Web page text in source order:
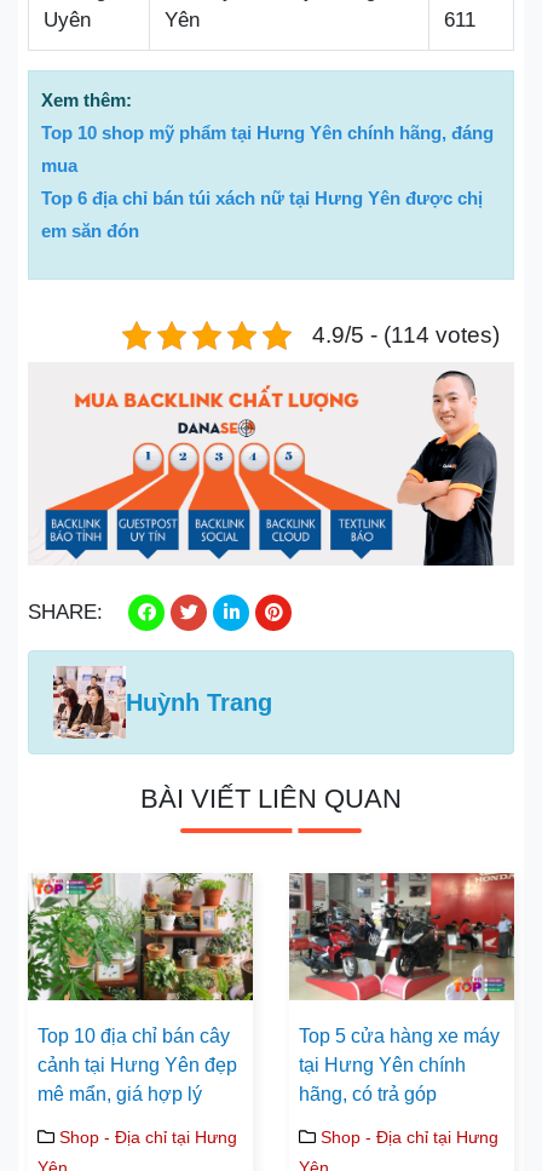
Uyên
Yên
611
Xem thêm:
Top 10 shop mỹ phẩm tại Hưng Yên chính hãng, đáng
mua
Top 6 địa chỉ bán túi xách nữ tại Hưng Yên được chị
em săn đón
4.9/5 - (114 votes)
SHARE:
Huỳnh Trang
BÀI VIẾT LIÊN QUAN
Top 10 địa chỉ bán cây
cảnh tại Hưng Yên đẹp
mê mẩn, giá hợp lý
Shop - Địa chỉ tại Hưng
Yên
Top 5 cửa hàng xe máy
tại Hưng Yên chính
hãng, có trả góp
Shop - Địa chỉ tại Hưng
Yên